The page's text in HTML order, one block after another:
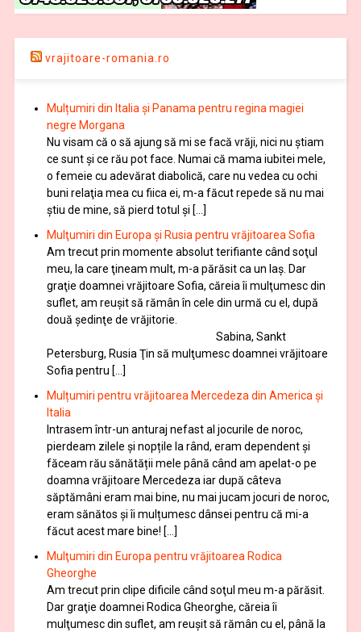
vrajitoare-romania.ro
Mulțumiri din Italia și Panama pentru regina magiei
negre Morgana
Nu visam că o să ajung să mi se facă vrăji, nici nu știam
ce sunt și ce rău pot face. Numai că mama iubitei mele,
o femeie cu adevărat diabolică, care nu vedea cu ochi
buni relaţia mea cu fiica ei, m-a făcut repede să nu mai
ştiu de mine, să pierd totul şi […]
Mulţumiri din Europa și Rusia pentru vrăjitoarea Sofia
Am trecut prin momente absolut terifiante când soţul
meu, la care ţineam mult, m-a părăsit ca un laş. Dar
graţie doamnei vrăjitoare Sofia, căreia îi mulţumesc din
suflet, am reuşit să rămân în cele din urmă cu el, după
două şedinţe de vrăjitorie.
Sabina, Sankt
Petersburg, Rusia Ţin să mulţumesc doamnei vrăjitoare
Sofia pentru […]
Mulțumiri pentru vrăjitoarea Mercedeza din America și
Italia
Intrasem într-un anturaj nefast al jocurile de noroc,
pierdeam zilele și nopțile la rând, eram dependent și
făceam rău sănătății mele până când am apelat-o pe
doamna vrăjitoare Mercedeza iar după câteva
săptămâni eram mai bine, nu mai jucam jocuri de noroc,
eram sănătos și îi mulțumesc dânsei pentru că mi-a
făcut acest mare bine! […]
Mulţumiri din Europa pentru vrăjitoarea Rodica
Gheorghe
Am trecut prin clipe dificile când soţul meu m-a părăsit.
Dar graţie doamnei Rodica Gheorghe, căreia îi
mulţumesc din suflet, am reuşit să rămân cu el, până la